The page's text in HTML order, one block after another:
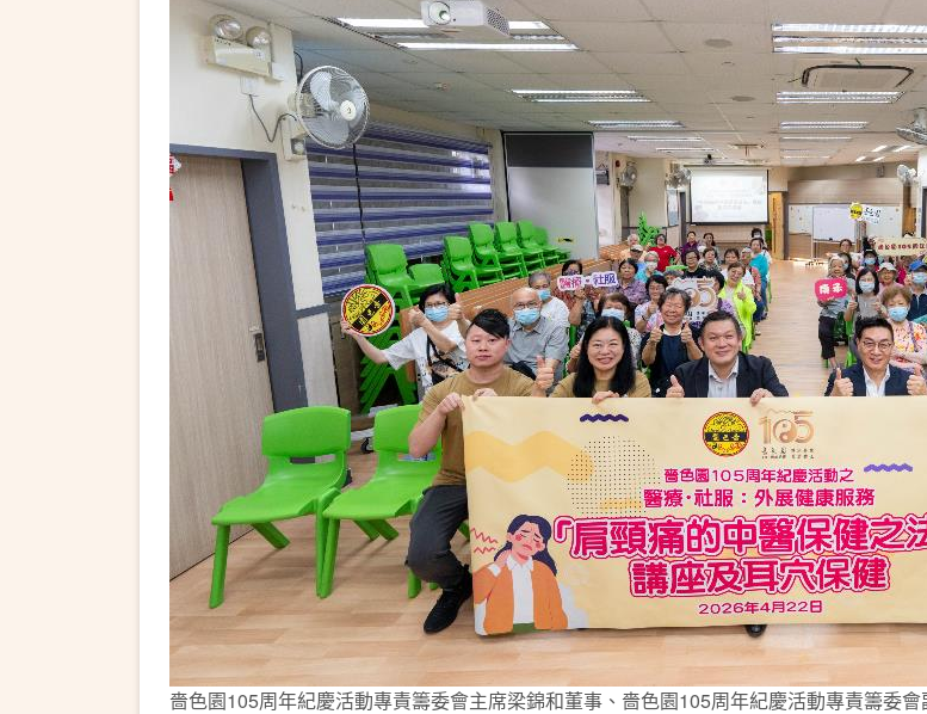
嗇色園105周年紀慶活動專責籌委會主席梁錦和董事、嗇色園105周年紀慶活動專責籌委